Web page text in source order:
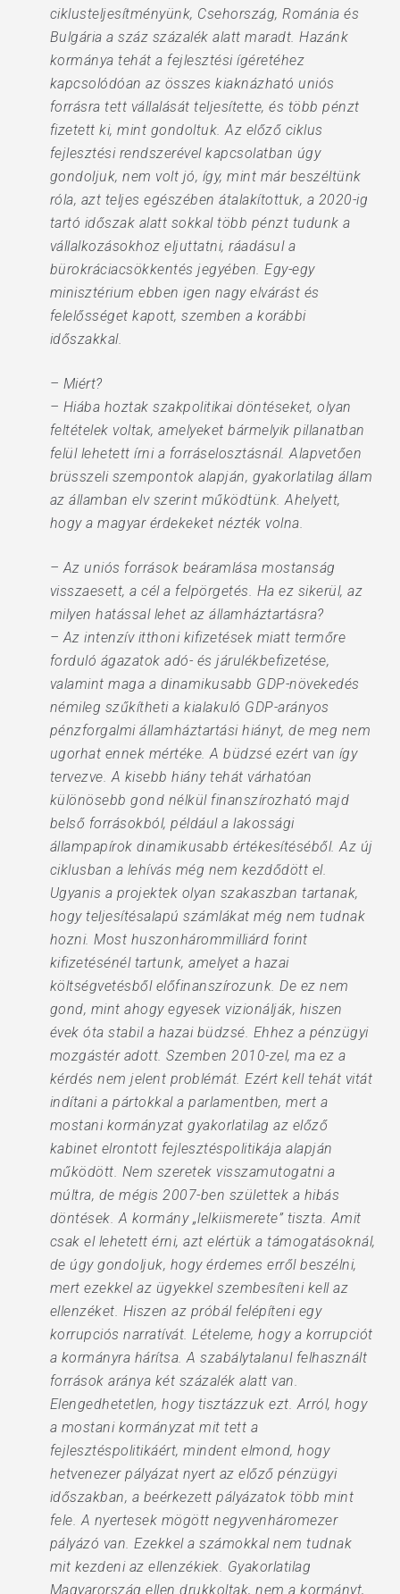
ciklusteljesítményünk, Csehország, Románia és
Bulgária a száz százalék alatt maradt. Hazánk
kormánya tehát a fejlesztési ígéretéhez
kapcsolódóan az összes kiaknázható uniós
forrásra tett vállalását teljesítette, és több pénzt
fizetett ki, mint gondoltuk. Az előző ciklus
fejlesztési rendszerével kapcsolatban úgy
gondoljuk, nem volt jó, így, mint már beszéltünk
róla, azt teljes egészében átalakítottuk, a 2020-ig
tartó időszak alatt sokkal több pénzt tudunk a
vállalkozásokhoz eljuttatni, ráadásul a
bürokráciacsökkentés jegyében. Egy-egy
minisztérium ebben igen nagy elvárást és
felelősséget kapott, szemben a korábbi
időszakkal.
– Miért?
– Hiába hoztak szakpolitikai döntéseket, olyan
feltételek voltak, amelyeket bármelyik pillanatban
felül lehetett írni a forráselosztásnál. Alapvetően
brüsszeli szempontok alapján, gyakorlatilag állam
az államban elv szerint működtünk. Ahelyett,
hogy a magyar érdekeket nézték volna.
– Az uniós források beáramlása mostanság
visszaesett, a cél a felpörgetés. Ha ez sikerül, az
milyen hatással lehet az államháztartásra?
– Az intenzív itthoni kifizetések miatt termőre
forduló ágazatok adó- és járulékbefizetése,
valamint maga a dinamikusabb GDP-növekedés
némileg szűkítheti a kialakuló GDP-arányos
pénzforgalmi államháztartási hiányt, de meg nem
ugorhat ennek mértéke. A büdzsé ezért van így
tervezve. A kisebb hiány tehát várhatóan
különösebb gond nélkül finanszírozható majd
belső forrásokból, például a lakossági
állampapírok dinamikusabb értékesítéséből. Az új
ciklusban a lehívás még nem kezdődött el.
Ugyanis a projektek olyan szakaszban tartanak,
hogy teljesítésalapú számlákat még nem tudnak
hozni. Most huszonhárommilliárd forint
kifizetésénél tartunk, amelyet a hazai
költségvetésből előfinanszírozunk. De ez nem
gond, mint ahogy egyesek vizio­nálják, hiszen
évek óta stabil a hazai büdzsé. Ehhez a pénzügyi
mozgástér adott. Szemben 2010-zel, ma ez a
kérdés nem jelent problémát. Ezért kell tehát vitát
indítani a pártokkal a parlamentben, mert a
mostani kormányzat gyakorlatilag az előző
kabinet elrontott fejlesztéspolitikája alapján
működött. Nem szeretek visszamutogatni a
múltra, de mégis 2007-ben születtek a hibás
döntések. A kormány „lelkiismerete” tiszta. Amit
csak el lehetett érni, azt elértük a támogatásoknál,
de úgy gondoljuk, hogy érdemes erről beszélni,
mert ezekkel az ügyekkel szembesíteni kell az
ellenzéket. Hiszen az próbál felépíteni egy
korrupciós narratívát. Lételeme, hogy a korrupciót
a kormányra hárítsa. A szabálytalanul felhasznált
források aránya két százalék alatt van.
Elengedhetetlen, hogy tisztázzuk ezt. Arról, hogy
a mostani kormányzat mit tett a
fejlesztéspolitikáért, mindent elmond, hogy
hetvenezer pályázat nyert az előző pénzügyi
időszakban, a beérkezett pályázatok több mint
fele. A nyertesek mögött negyvenháromezer
pályázó van. Ezekkel a számokkal nem tudnak
mit kezdeni az ellenzékiek. Gyakorlatilag
Magyarország ellen drukkoltak, nem a kormányt,